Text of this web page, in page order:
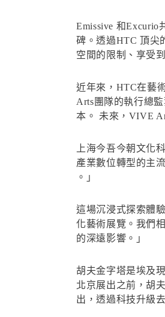
Emissive 和Excurio
碑。透過HTC 頂尖
空間的限制、享受
近年來，HTC在藝
Arts團隊的執行總
本。 未來，VIVE
上海今吾今朝文化
產業數位轉型的主
。」
這場沉浸式探索體
化藝術展覽。我們
的深遠影響。」
胡夫金字塔是埃及
北京展出之前，胡
出，透過科技升級